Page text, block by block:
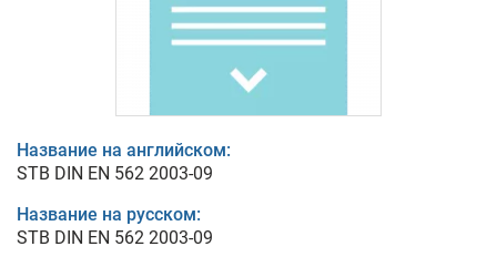
Название на английском:
STB DIN EN 562 2003-09
Название на русском:
STB DIN EN 562 2003-09